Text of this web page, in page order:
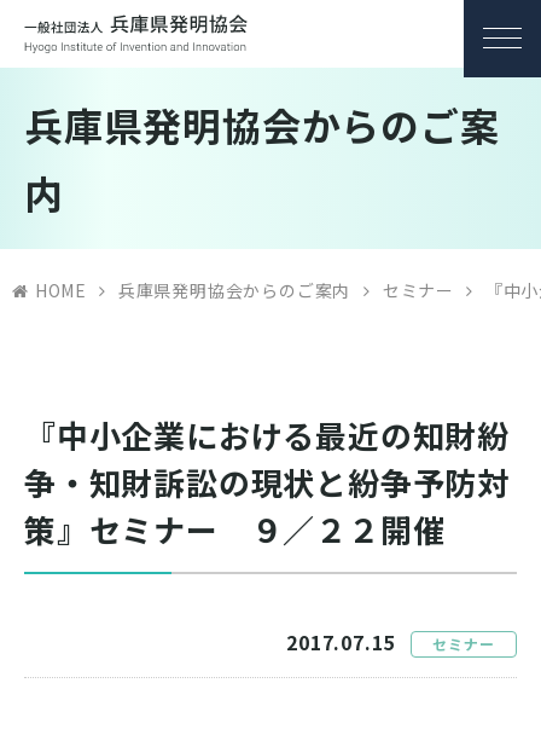
兵庫県発明協会からのご案
内
HOME 兵庫県発明協会からのご案内 セミナー 『中
『中小企業における最近の知財紛
争・知財訴訟の現状と紛争予防対
策』セミナー ９／２２開催
2017.07.15 セミナー